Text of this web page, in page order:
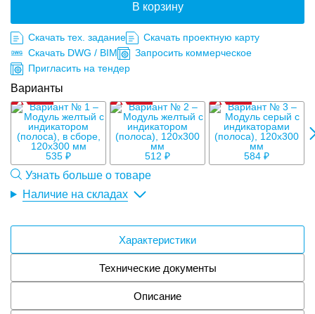
В корзину
Скачать тех. задание
Скачать проектную карту
Скачать DWG / BIM
Запросить коммерческое
Пригласить на тендер
Варианты
535 ₽ 512 ₽ 584 ₽
Узнать больше о товаре
Наличие на складах
Характеристики
Технические документы
Описание